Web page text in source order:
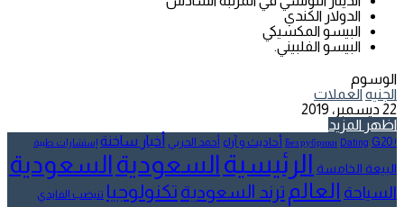
الدولار الكندي
البيسو المكسيكي
البيسو الفلبيني.
الوسوم
الجنيه العملات
22 ديسمبر، 2019
اظهر المزيد
! Без рубрики
Dating G20 أحاديث و آراء أحمد الحربي أخبار ساخنة إستشارات طبية
البيعة الخامسة الرئيسية السعودية السعودية
السياحة العالم ترند السعودية تكنولوجيا تنيضب الفايدي